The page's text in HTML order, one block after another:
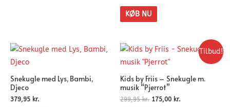
KØB NU
Snekugle med Lys, Bambi,
Djeco
379,95 kr.
Tilbud!
Kids by Friis – Snekugle m.
musik “Pjerrot”
299,95kr. 175,00 kr.